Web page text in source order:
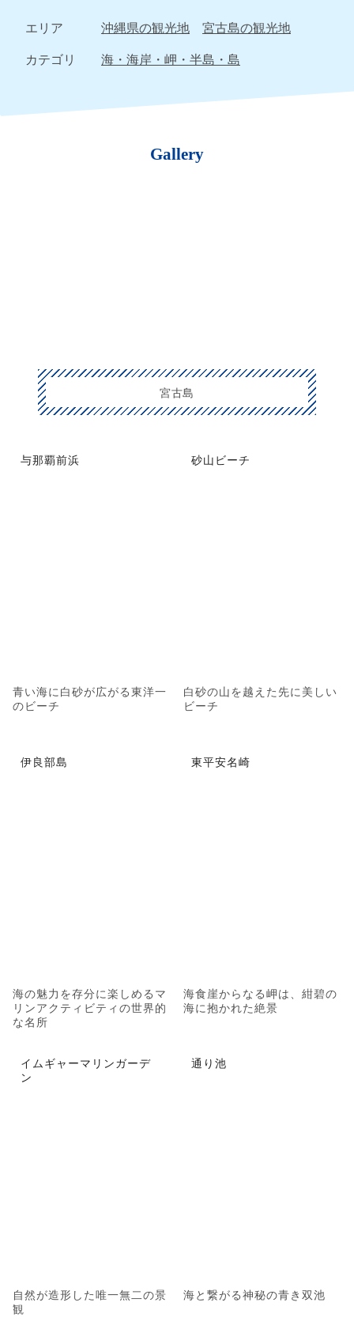
エリア 沖縄県の観光地
宮古島の観光地
カテゴリ
海・海岸・岬・半島・島
Gallery
宮古島
与那覇前浜
青い海に白砂が広がる東洋一
のビーチ
砂山ビーチ
白砂の山を越えた先に美しい
ビーチ
伊良部島
海の魅力を存分に楽しめるマ
リンアクティビティの世界的
な名所
東平安名崎
海食崖からなる岬は、紺碧の
海に抱かれた絶景
イムギャーマリンガーデ
ン
自然が造形した唯一無二の景
観
通り池
海と繋がる神秘の青き双池